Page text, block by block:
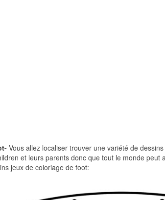
Vous allez localiser trouver une variété de
et leurs parents donc que tout le monde peut
jeux de coloriage de foot: